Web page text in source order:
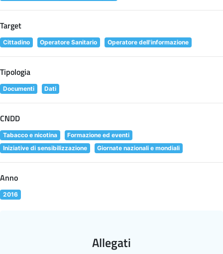
Target
Cittadino Operatore Sanitario Operatore dell'informazione
Tipologia
Documenti Dati
CNDD
Tabacco e nicotina
Formazione ed eventi
Iniziative di sensibilizzazione
Giornate nazionali e mondiali
Anno
2016
Allegati